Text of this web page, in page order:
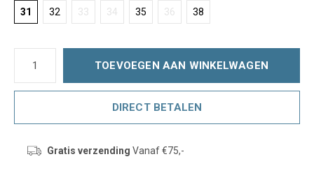
31 32 33 34 35 36 38
TOEVOEGEN AAN WINKELWAGEN
DIRECT BETALEN
Gratis verzending Vanaf €75,-